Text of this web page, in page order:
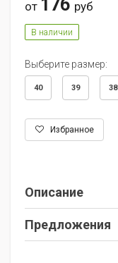
от 176 руб
В наличии
Выберите размер:
40 39 38
Избранное
Описание
Предложения